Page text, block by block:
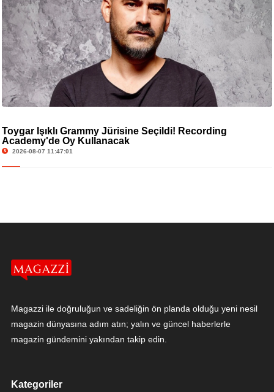
Toygar Işıklı Grammy Jürisine Seçildi! Recording
Academy'de Oy Kullanacak
2026-08-07 11:47:01
Magazzi ile doğruluğun ve sadeliğin ön planda olduğu yeni nesil
magazin dünyasına adım atın; yalın ve güncel haberlerle
magazin gündemini yakından takip edin.
Kategoriler